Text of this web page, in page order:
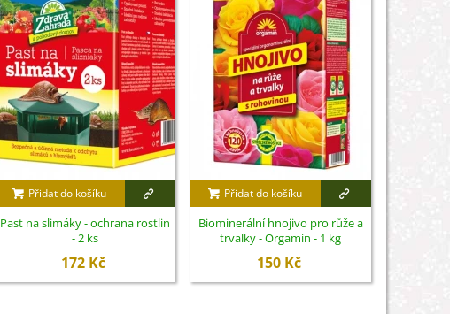
Přidat do košíku
Past na slimáky - ochrana rostlin
- 2 ks
172 Kč
Přidat do košíku
Biominerální hnojivo pro růže a
trvalky - Orgamin - 1 kg
150 Kč